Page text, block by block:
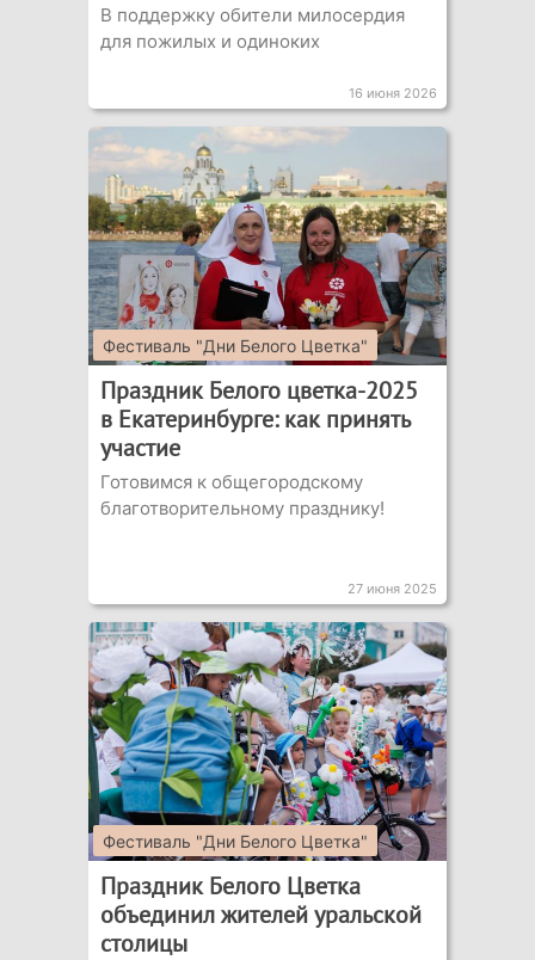
В поддержку обители милосердия
для пожилых и одиноких
16 июня 2026
Фестиваль "Дни Белого Цветка"
Праздник Белого цветка-2025
в Екатеринбурге: как принять
участие
Готовимся к общегородскому
благотворительному празднику!
27 июня 2025
Фестиваль "Дни Белого Цветка"
Праздник Белого Цветка
объединил жителей уральской
столицы